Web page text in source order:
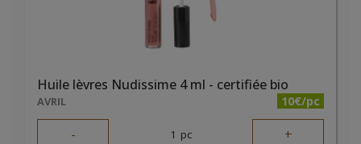
Huile lèvres Nudissime 4 ml - certifiée bio
AVRIL 10€/pc
- 1 pc +